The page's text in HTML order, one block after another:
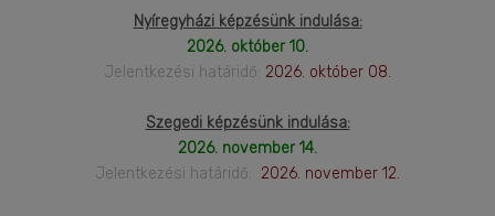
Nyíregyházi képzésünk indulása:
2026. október 10.
Jelentkezési határidő: 2026. október 08.
Szegedi képzésünk indulása:
2026. november 14.
Jelentkezési határidő: 2026. november 12.